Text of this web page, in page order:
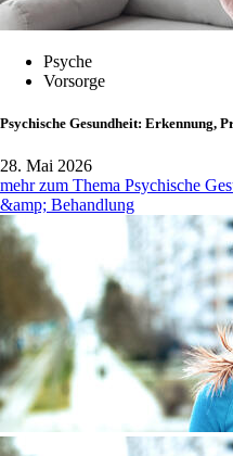
Psyche
Vorsorge
Psychische Gesundheit: Erkennung,
28. Mai 2026
mehr zum Thema Psychische
&amp; Behandlung